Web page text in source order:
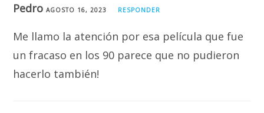
PedroAGOSTO 16, 2023 RESPONDER
Me llamo la atención por esa película que fue
un fracaso en los 90 parece que no pudieron
hacerlo también!